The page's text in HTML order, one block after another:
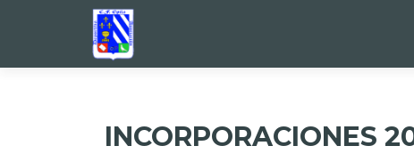
INCORPORACIONES